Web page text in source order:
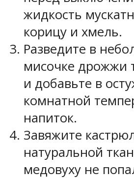
жидкость
корицу и хмель.
Разведите в
мисочке дрожжи
и добавьте в
комнатной
напиток.
Завяжите
натуральной
медовуху не